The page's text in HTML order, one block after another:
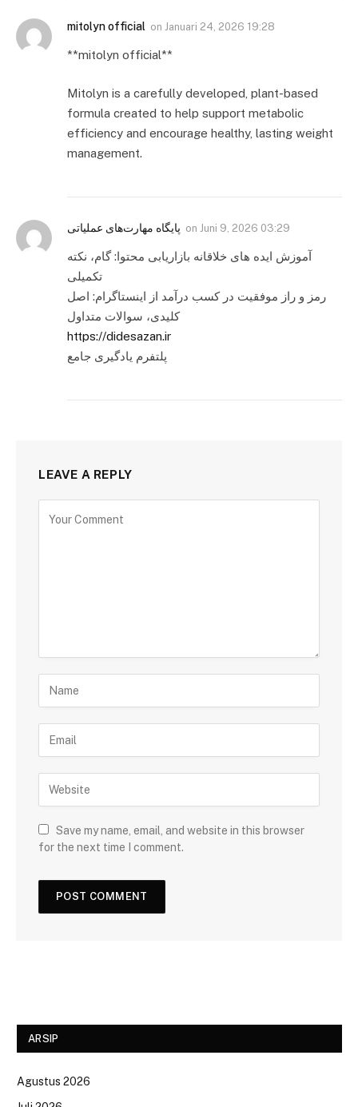
mitolyn official on Januari 24, 2026 19:28
**mitolyn official**
Mitolyn is a carefully developed, plant-based
formula created to help support metabolic
efficiency and encourage healthy, lasting weight
management.
پایگاه مهارت‌های عملیاتی on Juni 9, 2026 03:29
آموزش ایده های خلاقانه بازاریابی محتوا: گام، نکته
تکمیلی
رمز و راز موفقیت در کسب درآمد از اینستاگرام: اصل
کلیدی، سوالات متداول
https://didesazan.ir
پلتفرم یادگیری جامع
LEAVE A REPLY
Save my name, email, and website in this browser
for the next time I comment.
ARSIP
Agustus 2026